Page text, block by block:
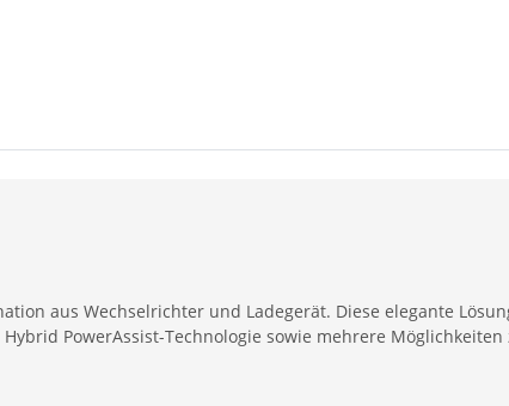
aus Wechselrichter und Ladegerät. Diese elegante
PowerAssist-Technologie sowie mehrere